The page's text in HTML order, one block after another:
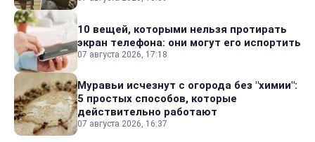
10 вещей, которыми нельзя протирать
экран телефона: они могут его испортить
07 августа 2026, 17:18
Муравьи исчезнут с огорода без "химии":
5 простых способов, которые
действительно работают
07 августа 2026, 16:37